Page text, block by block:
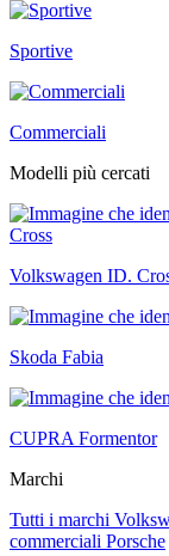
Sportive
Commerciali
Modelli più cercati
Volkswagen ID.
Skoda Fabia
CUPRA Formentor
Marchi
Tutti i marchi
commerciali Porsche